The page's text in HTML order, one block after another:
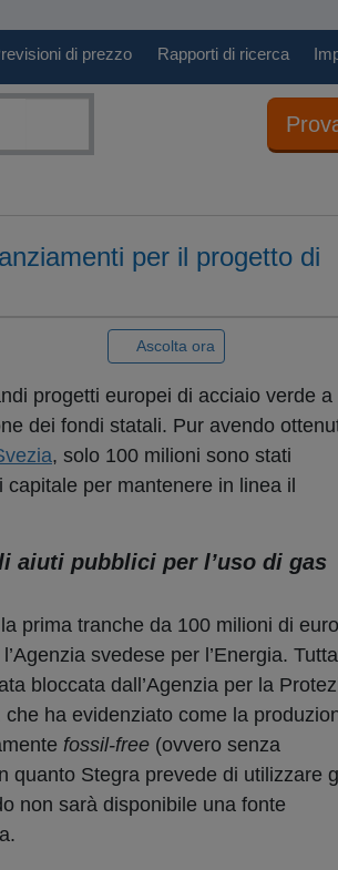
di prezzo Rapporti di ricerca
per il progetto di
Ascolta ora
progetti europei di acciaio verde a
dei fondi statali. Pur avendo
, solo 100 milioni sono stati
per mantenere in linea il
aiuti pubblici per l’uso di gas
prima tranche da 100 milioni di
svedese per l’Energia.
bloccata dall’Agenzia per la
ha evidenziato come la
fossil-free (ovvero senza
quanto Stegra prevede di utilizzare
non sarà disponibile una fonte